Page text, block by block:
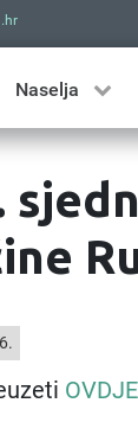
Naselja
OVDJE